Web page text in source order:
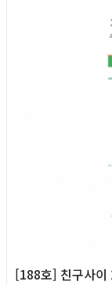
[188호] 친구사이